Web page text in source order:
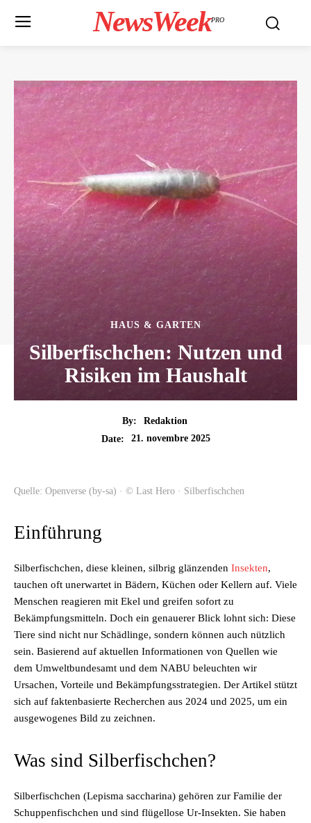
NewsWeekPRO
HAUS & GARTEN
Silberfischchen: Nutzen und
Risiken im Haushalt
By:
Redaktion
Date:
21. novembre 2025
Quelle: Openverse (by-sa) · © Last Hero · Silberfischchen
Einführung
Silberfischchen, diese kleinen, silbrig glänzenden Insekten,
tauchen oft unerwartet in Bädern, Küchen oder Kellern auf. Viele
Menschen reagieren mit Ekel und greifen sofort zu
Bekämpfungsmitteln. Doch ein genauerer Blick lohnt sich: Diese
Tiere sind nicht nur Schädlinge, sondern können auch nützlich
sein. Basierend auf aktuellen Informationen von Quellen wie
dem Umweltbundesamt und dem NABU beleuchten wir
Ursachen, Vorteile und Bekämpfungsstrategien. Der Artikel stützt
sich auf faktenbasierte Recherchen aus 2024 und 2025, um ein
ausgewogenes Bild zu zeichnen.
Was sind Silberfischchen?
Silberfischchen (Lepisma saccharina) gehören zur Familie der
Schuppenfischchen und sind flügellose Ur-Insekten. Sie haben